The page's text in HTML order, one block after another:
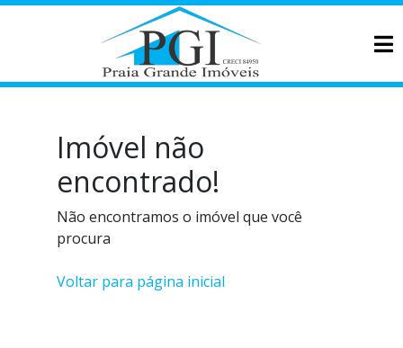
Imóvel não
encontrado!
Não encontramos o imóvel que você
procura
Voltar para página inicial